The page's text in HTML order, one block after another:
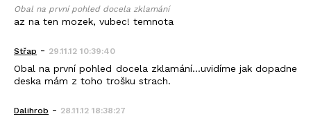
Obal na první pohled docela zklamání
az na ten mozek, vubec! temnota
Střap - 29.11.12 10:39:40
Obal na první pohled docela zklamání...uvidíme jak dopadne
deska mám z toho trošku strach.
Dalihrob - 28.11.12 18:38:27